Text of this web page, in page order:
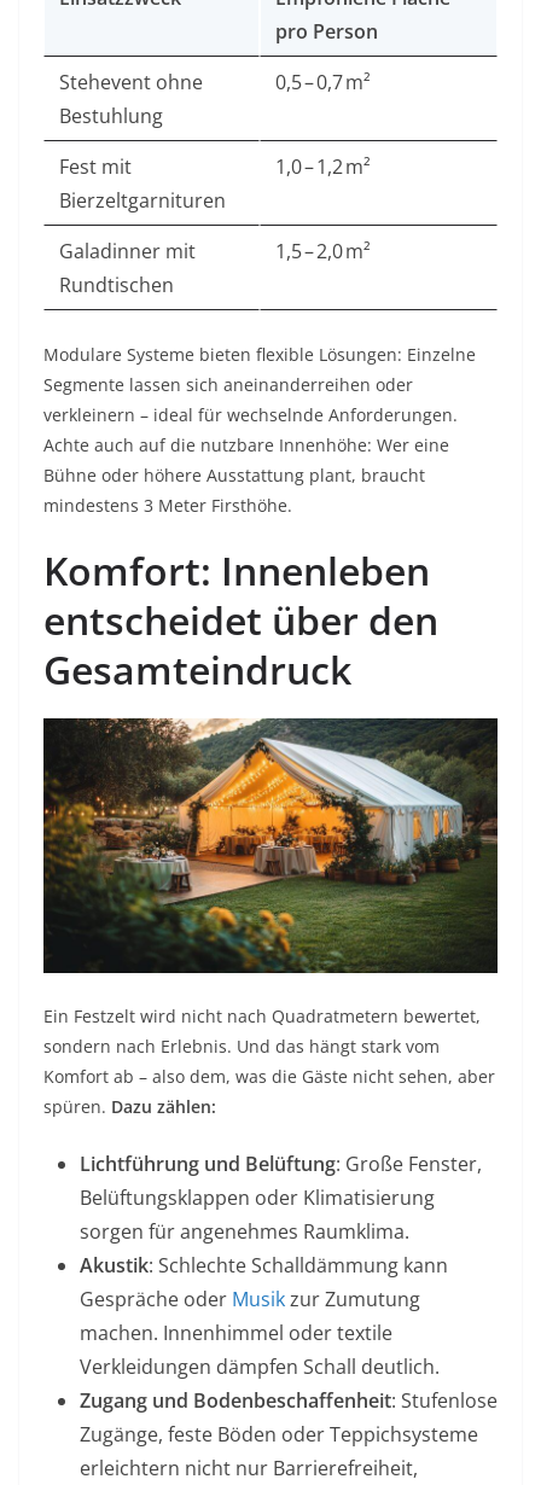
pro Person
Stehevent ohne
Bestuhlung
0,5 – 0,7 m²
Fest mit
Bierzeltgarnituren
1,0 – 1,2 m²
Galadinner mit
Rundtischen
1,5 – 2,0 m²
Modulare Systeme bieten flexible Lösungen: Einzelne
Segmente lassen sich aneinanderreihen oder
verkleinern – ideal für wechselnde Anforderungen.
Achte auch auf die nutzbare Innenhöhe: Wer eine
Bühne oder höhere Ausstattung plant, braucht
mindestens 3 Meter Firsthöhe.
Komfort: Innenleben
entscheidet über den
Gesamteindruck
Ein Festzelt wird nicht nach Quadratmetern bewertet,
sondern nach Erlebnis. Und das hängt stark vom
Komfort ab – also dem, was die Gäste nicht sehen, aber
spüren. Dazu zählen:
Lichtführung und Belüftung: Große Fenster,
Belüftungsklappen oder Klimatisierung
sorgen für angenehmes Raumklima.
Akustik: Schlechte Schalldämmung kann
Gespräche oder Musikzur Zumutung
machen. Innenhimmel oder textile
Verkleidungen dämpfen Schall deutlich.
Zugang und Bodenbeschaffenheit: Stufenlose
Zugänge, feste Böden oder Teppichsysteme
erleichtern nicht nur Barrierefreiheit,